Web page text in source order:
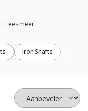
Lees meer
Iron Shafts